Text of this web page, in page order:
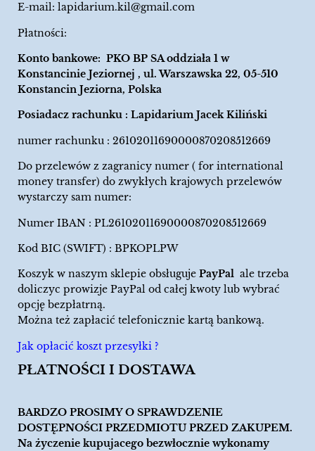
E-mail: lapidarium.kil@gmail.com
Płatności:
Konto bankowe: PKO BP SA oddziała 1 w
Konstancinie Jeziornej , ul. Warszawska 22, 05-510
Konstancin Jeziorna, Polska
Posiadacz rachunku : Lapidarium Jacek Kiliński
numer rachunku : 26102011690000870208512669
Do przelewów z zagranicy numer ( for international
money transfer) do zwykłych krajowych przelewów
wystarczy sam numer:
Numer IBAN : PL26102011690000870208512669
Kod BIC (SWIFT) : BPKOPLPW
Koszyk w naszym sklepie obsługuje PayPal ale trzeba
doliczyc prowizje PayPal od całej kwoty lub wybrać
opcję bezpłatrną.
Można też zapłacić telefonicznie kartą bankową.
Jak opłacić koszt przesyłki ?
PŁATNOŚCI I DOSTAWA
BARDZO PROSIMY O SPRAWDZENIE
DOSTĘPNOŚCI PRZEDMIOTU PRZED ZAKUPEM.
Na życzenie kupujacego bezwłocznie wykonamy